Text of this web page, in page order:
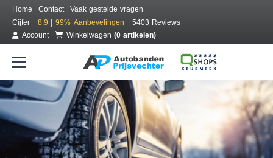
Home Contact
Vaak gestelde vragen
Cijfer
8.9 | 99% Aanbevelingen
5403 Reviews
Account
Winkelwagen (0 artikelen)